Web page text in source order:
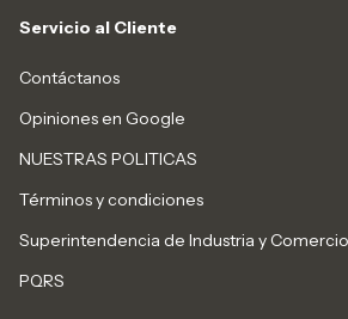
Servicio al Cliente
Contáctanos
Opiniones en Google
NUESTRAS POLITICAS
Términos y condiciones
Superintendencia de Industria y Comercio
PQRS